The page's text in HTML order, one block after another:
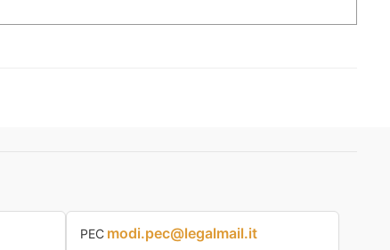
PEC modi.pec@legalmail.it